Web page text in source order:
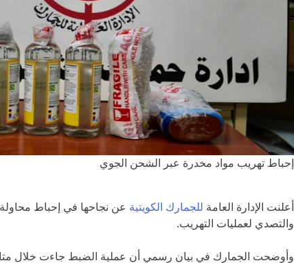
إحباط تهريب مواد مخدرة عبر الشحن الجوي
أعلنت الإدارة العامة للجمارك الكويتية عن نجاحها في إحباط محاولة
والتصدي لعمليات التهريب.
وأوضحت الجمارك في بيان رسمي أن عملية الضبط جاءت خلال